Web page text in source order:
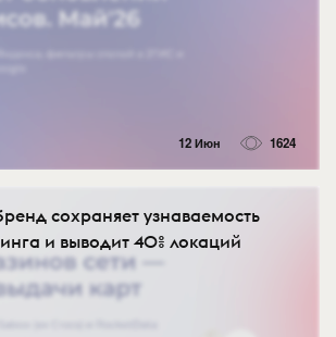
12 Июн 1624
сохраняет узнаваемость
и выводит 40% локаций